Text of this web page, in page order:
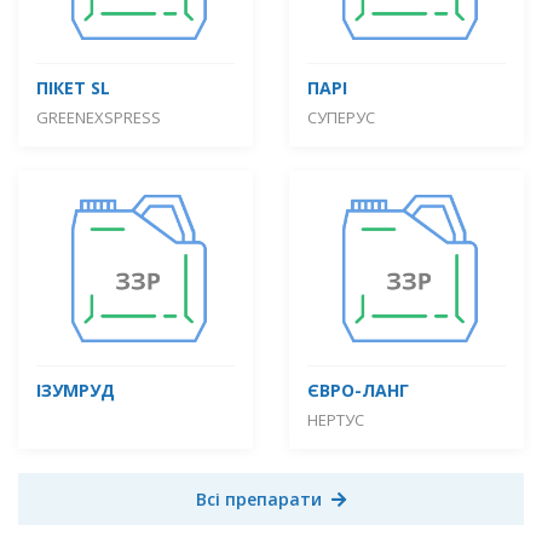
ПІКЕТ SL
GREENEXSPRESS
ПАРІ
СУПЕРУС
ІЗУМРУД ЄВРО-ЛАНГ
НЕРТУС
Всі препарати